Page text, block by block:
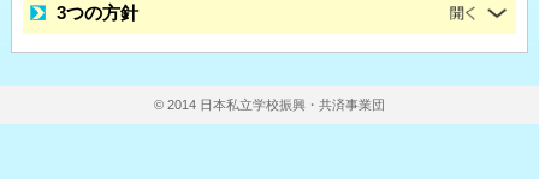
3つの方針
© 2014 日本私立学校振興・共済事業団